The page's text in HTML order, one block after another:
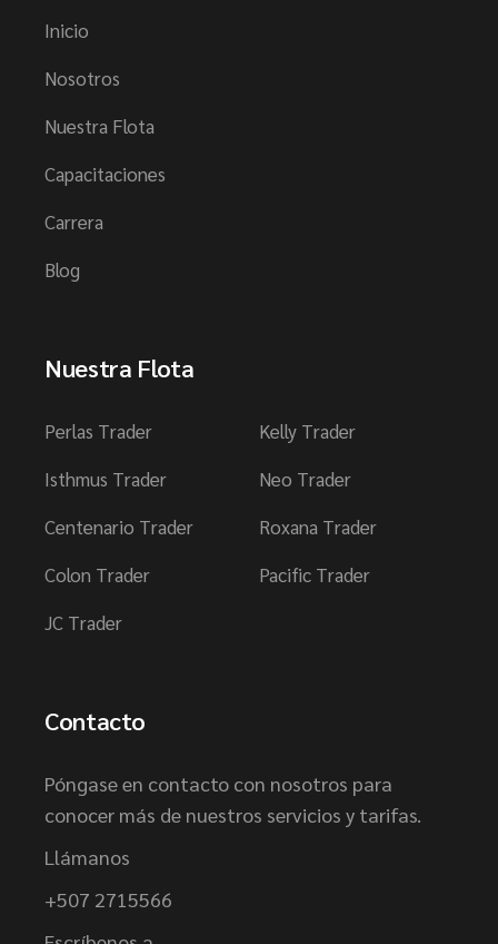
Inicio
Nosotros
Nuestra Flota
Capacitaciones
Carrera
Blog
Nuestra Flota
Perlas Trader
Isthmus Trader
Centenario Trader
Colon Trader
JC Trader
Kelly Trader
Neo Trader
Roxana Trader
Pacific Trader
Contacto
Póngase en contacto con nosotros para
conocer más de nuestros servicios y tarifas.
Llámanos
+507 2715566